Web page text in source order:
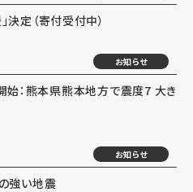
定（寄付受付中）
お知らせ
：熊本県熊本地方で震度7 大き
お知らせ
強い地震